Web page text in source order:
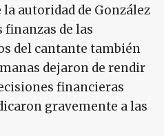
autoridad de González
finanzas de las
del cantante también
dejaron de rendir
financieras
gravemente a las